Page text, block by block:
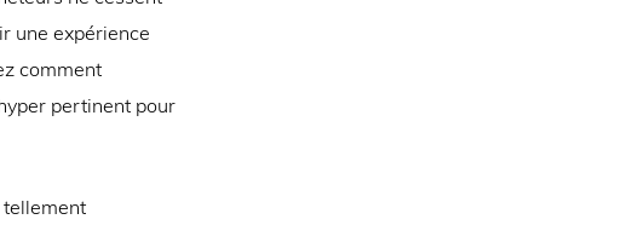
une expérience
comment
pertinent pour
tellement